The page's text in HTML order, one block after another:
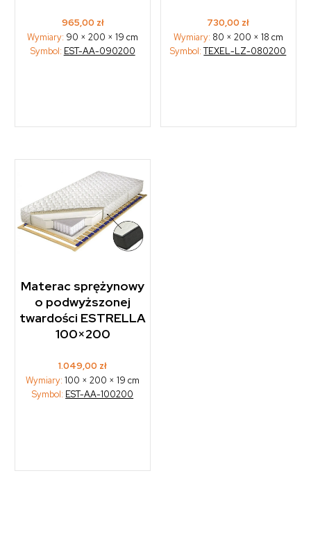
965,00 zł
Wymiary: 90 × 200 × 19 cm
Symbol: EST-AA-090200
730,00 zł
Wymiary: 80 × 200 × 18 cm
Symbol:TEXEL-LZ-080200
Materac sprężynowy
o podwyższonej
twardości ESTRELLA
100×200
1.049,00 zł
Wymiary:100 × 200 × 19 cm
Symbol: EST-AA-100200